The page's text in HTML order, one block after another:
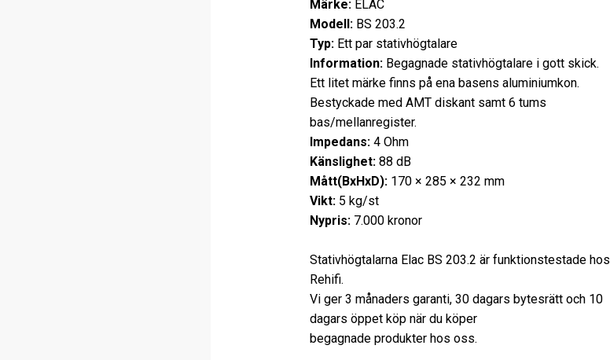
Märke:ELAC
Modell:BS 203.2
Typ:Ett par stativhögtalare
Information:Begagnade stativhögtalare i gott skick.
Ett litet märke finns på ena basens aluminiumkon.
Bestyckade med AMT diskant samt 6 tums
bas/mellanregister.
Impedans:4 Ohm
Känslighet:88 dB
Mått(BxHxD):170 × 285 × 232 mm
Vikt:5 kg/st
Nypris:7.000 kronor
Stativhögtalarna Elac BS 203.2 är funktionstestade hos
Rehifi.
Vi ger 3 månaders garanti, 30 dagars bytesrätt och 10
dagars öppet köp när du köper
begagnade produkter hos oss.